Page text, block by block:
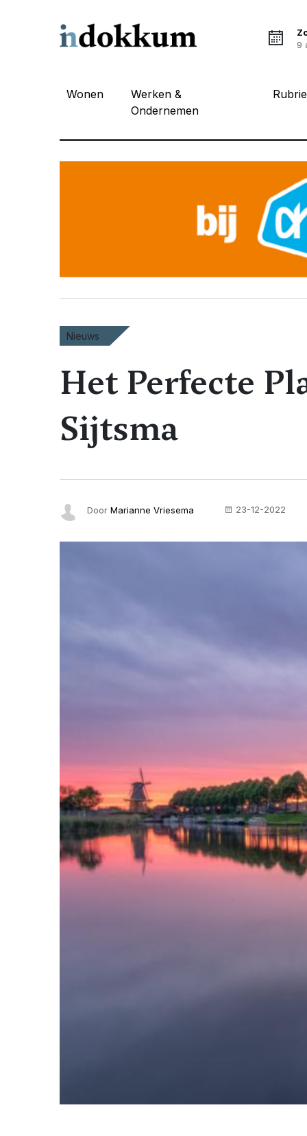
9
Wonen
Werken &
Ondernemen
Nieuws
Het Perfecte
Sijtsma
Door Marianne Vriesema 23-12-2022